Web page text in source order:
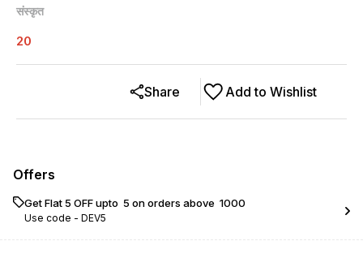
संस्कृत
20
Add to Wishlist
Share
Offers
Get Flat ₹5 OFF upto ₹ 5 on orders above ₹ 1000
Use code - DEV5